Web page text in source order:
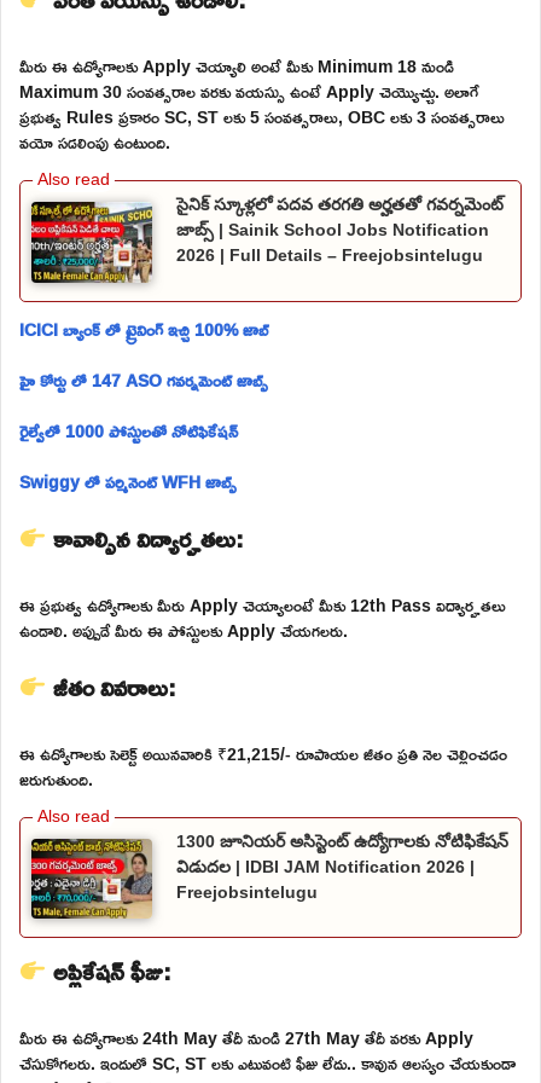
మీరు ఈ ఉద్యోగాలకు Apply చెయ్యాలి అంటే మీకు Minimum 18 నుండి
Maximum 30 సంవత్సరాల వరకు వయస్సు ఉంటే Apply చెయ్యొచ్చు. అలాగే
ప్రభుత్వ Rules ప్రకారం SC, ST లకు 5 సంవత్సరాలు, OBC లకు 3 సంవత్సరాలు
వయో సడలింపు ఉంటుంది.
సైనిక్ స్కూళ్లలో పదవ తరగతి అర్హతతో గవర్నమెంట్
జాబ్స్ | Sainik School Jobs Notification
2026 | Full Details – Freejobsintelugu
ICICI బ్యాంక్ లో ట్రైనింగ్ ఇచ్చి 100% జాబ్
హై కోర్టు లో 147 ASO గవర్నమెంట్ జాబ్స్
రైల్వేలో 1000 పోస్టులతో నోటిఫికేషన్
Swiggy లో పర్మినెంట్ WFH జాబ్స్
కావాల్సిన విద్యార్హతలు:
ఈ ప్రభుత్వ ఉద్యోగాలకు మీరు Apply చెయ్యాలంటే మీకు 12th Pass విద్యార్హతలు
ఉండాలి. అప్పుడే మీరు ఈ పోస్టులకు Apply చేయగలరు.
జీతం వివరాలు:
ఈ ఉద్యోగాలకు సెలెక్ట్ అయినవారికి ₹21,215/- రూపాయల జీతం ప్రతి నెల చెల్లించడం
జరుగుతుంది.
1300 జూనియర్ అసిస్టెంట్ ఉద్యోగాలకు నోటిఫికేషన్
విడుదల | IDBI JAM Notification 2026 |
Freejobsintelugu
అప్లికేషన్ ఫీజు:
మీరు ఈ ఉద్యోగాలకు 24th May తేదీ నుండి 27th May తేదీ వరకు Apply
చేసుకోగలరు. ఇందులో SC, ST లకు ఎటువంటి ఫీజు లేదు.. కావున ఆలస్యం చేయకుండా